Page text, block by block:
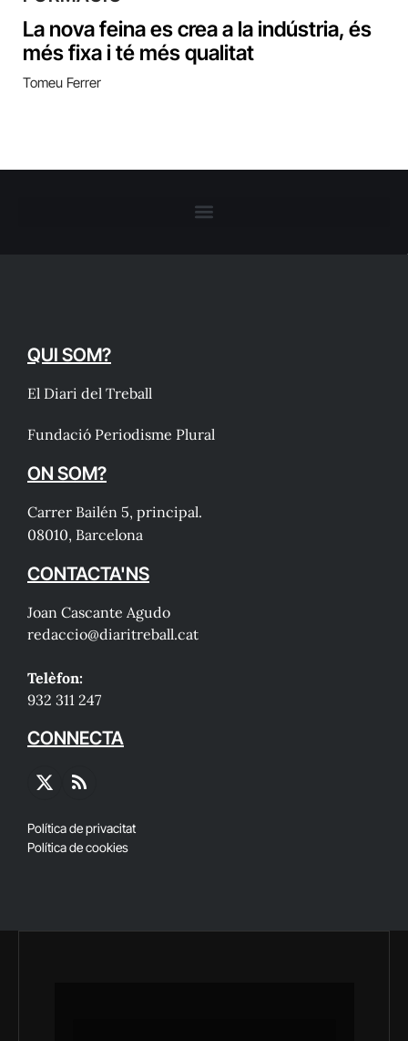
La nova feina es crea a la indústria, és
més fixa i té més qualitat
Tomeu Ferrer
QUI SOM?
El Diari del Treball
Fundació Periodisme Plural
ON SOM?
Carrer Bailén 5, principal.
08010, Barcelona
CONTACTA'NS
Joan Cascante Agudo
redaccio@diaritreball.cat
Telèfon:
932 311 247
CONNECTA
X
RSS
Política de privacitat
Política de cookies